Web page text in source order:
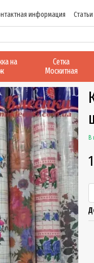
информация Статьи
на
Сетка
Москитная
В